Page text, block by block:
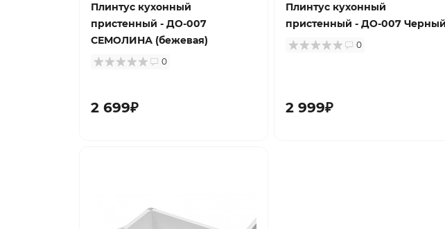
Плинтус кухонный
пристенный - ДО-007
СЕМОЛИНА (бежевая)
0
2 699₽
Плинтус кухонный
пристенный - ДО-007 Черный
0
2 999₽